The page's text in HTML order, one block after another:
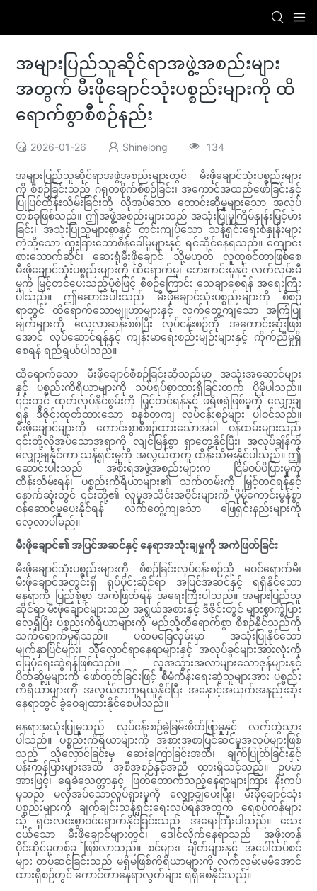
အများပြည်သူဆိုင်ရာအဖွဲ့အစည်းများ
အတွက် မီးဖိုချောင်သုံးပစ္စည်းများကို ထိ
ရောက်စွာစီစဉ်နည်း
2026-01-26 Shinelong 134
အများပြည်သူဆိုင်ရာအဖွဲ့အစည်းများတွင် မီးဖိုချောင်သုံးပစ္စည်းများ
ကို စီစဉ်ခြင်းသည် ဂရုတစိုက်စီစဉ်ခြင်း၊ အကောင်အထည်ဖော်ခြင်းနှင့်
ပြုပြင်ထိန်းသိမ်းခြင်းတို့ လိုအပ်သော တောင်းဆိုမှုများသော အလုပ်
တစ်ခုဖြစ်သည်။ ဤအဖွဲ့အစည်းများသည် အသုံးပြုမှုကြိမ်နှုန်းမြင့်မား
ခြင်း၊ အသုံးပြုသူများစွာနှင့် တင်းကျပ်သော သန့်ရှင်းရေးစံနှုန်းများ
ကဲ့သို့သော ထူးခြားသောစိန်ခေါ်မှုများနှင့် ရင်ဆိုင်နေရသည်။ ကျောင်း
စားသောက်ဆိုင်၊ ဆေးရုံမီးဖိုချောင် သို့မဟုတ် လူထုစင်တာဖြစ်စေ
မီးဖိုချောင်သုံးပစ္စည်းများကို ထိရောက်မှု၊ ဘေးကင်းမှုနှင့် လက်လှမ်းမီ
မှုကို မြှင့်တင်ပေးသည့်ပုံစံဖြင့် စီစဉ်ကြောင်း သေချာစေရန် အရေးကြီး
ပါသည်။ ဤဆောင်းပါးသည် မီးဖိုချောင်သုံးပစ္စည်းများကို စီစဉ်
ရာတွင် ထိရောက်သောဗျူဟာများနှင့် လက်တွေ့ကျသော အကြံပြု
ချက်များကို လေ့လာဆန်းစစ်ပြီး လုပ်ငန်းစဉ်ကို အကောင်းဆုံးဖြစ်
အောင် လုပ်ဆောင်ရန်နှင့် ကျန်းမာရေးစည်းမျဉ်းများနှင့် ကိုက်ညီမှုရှိ
စေရန် ရည်ရွယ်ပါသည်။
ထိရောက်သော မီးဖိုချောင်စီစဉ်ခြင်းဆိုသည်မှာ အသုံးအဆောင်များ
နှင့် ပစ္စည်းကိရိယာများကို သပ်ရပ်စွာထားရှိခြင်းထက် ပိုမိုပါသည်။
၎င်းတွင် ထုတ်လုပ်နိုင်စွမ်းကို မြှင့်တင်ရန်နှင့် ဖရိုဖရဲဖြစ်မှုကို လျှော့ချ
ရန် ဒီဇိုင်းထုတ်ထားသော စနစ်တကျ လုပ်ငန်းစဉ်များ ပါဝင်သည်။
မီးဖိုချောင်များကို ကောင်းစွာစီစဉ်ထားသောအခါ ဝန်ထမ်းများသည်
၎င်းတို့လိုအပ်သောအရာကို လျင်မြန်စွာ ရှာတွေ့နိုင်ပြီး၊ အလုပ်ချိန်ကို
လျှော့ချနိုင်ကာ သန့်ရှင်းမှုကို အလွယ်တကူ ထိန်းသိမ်းနိုင်ပါသည်။ ဤ
ဆောင်းပါးသည် အစိုးရအဖွဲ့အစည်းများက ငြိမ်ဝပ်ပိပြားမှုကို
ထိန်းသိမ်းရန်၊ ပစ္စည်းကိရိယာများ၏ သက်တမ်းကို မြှင့်တင်ရန်နှင့်
နောက်ဆုံးတွင် ၎င်းတို့၏ လူမှုအသိုင်းအဝိုင်းများကို ပိုမိုကောင်းမွန်စွာ
ဝန်ဆောင်မှုပေးနိုင်ရန် လက်တွေ့ကျသော ဖြေရှင်းနည်းများကို
လေ့လာပါမည်။
မီးဖိုချောင်၏ အပြင်အဆင်နှင့် နေရာအသုံးချမှုကို အကဲဖြတ်ခြင်း
မီးဖိုချောင်သုံးပစ္စည်းများကို စီစဉ်ခြင်းလုပ်ငန်းစဉ်သို့ မဝင်ရောက်မီ၊
မီးဖိုချောင်အတွင်းရှိ ရုပ်ပိုင်းဆိုင်ရာ အပြင်အဆင်နှင့် ရရှိနိုင်သော
နေရာကို ပြည့်စုံစွာ အကဲဖြတ်ရန် အရေးကြီးပါသည်။ အများပြည်သူ
ဆိုင်ရာ မီးဖိုချောင်များသည် အရွယ်အစားနှင့် ဒီဇိုင်းတွင် များစွာကွဲပြား
လေ့ရှိပြီး ပစ္စည်းကိရိယာများကို မည်သို့ထိရောက်စွာ စီစဉ်နိုင်သည်ကို
သက်ရောက်မှုရှိသည်။ ပထမခြေလှမ်းမှာ အသုံးပြုနိုင်သော
မျက်နှာပြင်များ၊ သိုလှောင်ရာနေရာများနှင့် အလုပ်ခွင်များအားလုံးကို
မြေပုံရေးဆွဲရန်ဖြစ်သည်။ လူအသွားအလာများသောဇုန်များနှင့်
ပိတ်ဆို့မှုများကို ဖော်ထုတ်ခြင်းဖြင့် စီမံကိန်းရေးဆွဲသူများအား ပစ္စည်း
ကိရိယာများကို အလွယ်တကူရယူနိုင်ပြီး အနှောင့်အယှက်အနည်းဆုံး
နေရာတွင် ခွဲဝေချထားနိုင်စေပါသည်။
နေရာအသုံးပြုမှုသည် လုပ်ငန်းစဉ်ခွဲခြမ်းစိတ်ဖြာမှုနှင့် လက်တွဲသွား
ပါသည်။ ပစ္စည်းကိရိယာများကို အစားအစာပြင်ဆင်မှုအလုပ်များဖြစ်
သည့် သိုလှောင်ခြင်းမှ ဆေးကြောခြင်းအထိ၊ ချက်ပြုတ်ခြင်းနှင့်
ပန်းကန်ပြားများအထိ အစီအစဉ်နှင့်အညီ ထားရှိသင့်သည်။ ဥပမာ
အားဖြင့်၊ ရေခဲသေတ္တာနှင့် ဖြတ်တောက်သည့်နေရာများကြား နီးကပ်
မှုသည် မလိုအပ်သောလှုပ်ရှားမှုကို လျှော့ချပေးပြီး၊ မီးဖိုချောင်သုံး
ပစ္စည်းများကို ချက်ချင်းသန့်ရှင်းရေးလုပ်ရန်အတွက် ရေစုပ်ကန်များ
သို့ ရှင်းလင်းစွာဝင်ရောက်နိုင်ခြင်းသည် အရေးကြီးပါသည်။ သေး
ငယ်သော မီးဖိုချောင်များတွင်၊ ဒေါင်လိုက်နေရာသည် အဖိုးတန်
ပိုင်ဆိုင်မှုတစ်ခု ဖြစ်လာသည်။ စင်များ၊ ချိတ်များနှင့် အပေါ်ထပ်စင်
များ တပ်ဆင်ခြင်းသည် မရှိမဖြစ်ကိရိယာများကို လက်လှမ်းမမီအောင်
ထားရှိစဉ်တွင် ကောင်တာနေရာလွတ်များ ရရှိစေနိုင်သည်။